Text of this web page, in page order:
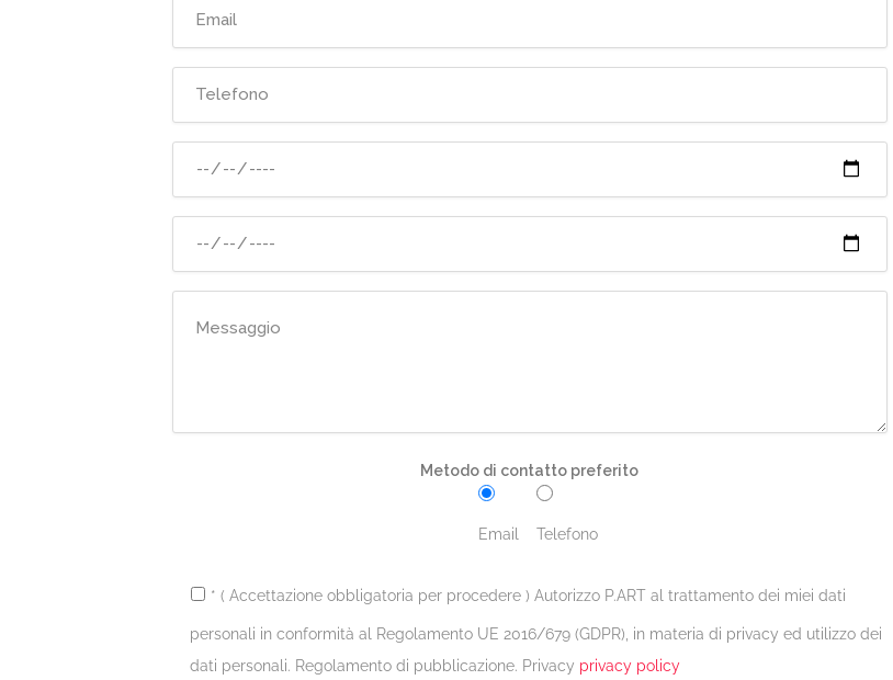
Metodo di contatto preferito
Email Telefono
* ( Accettazione obbligatoria per procedere ) Autorizzo P.ART al trattamento dei miei dati
personali in conformità al Regolamento UE 2016/679 (GDPR), in materia di privacy ed utilizzo dei
dati personali. Regolamento di pubblicazione. Privacy privacy policy